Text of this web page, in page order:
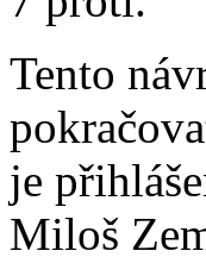
Tento
je
Miloš